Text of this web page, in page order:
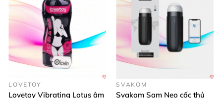
sản phẩm để tìm ra sản phẩm phù hợp nhất!
LOVETOY
Lovetoy Vibrating Lotus âm
SVAKOM
Svakom Sam Neo cốc thủ